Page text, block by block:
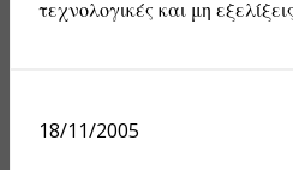
τεχνολογικές και μη
18/11/2005